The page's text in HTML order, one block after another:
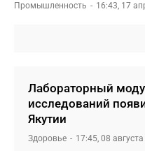
Промышленность 16:43, 17
Лабораторный
исследований
Якутии
Здоровье 17:45, 08 августа